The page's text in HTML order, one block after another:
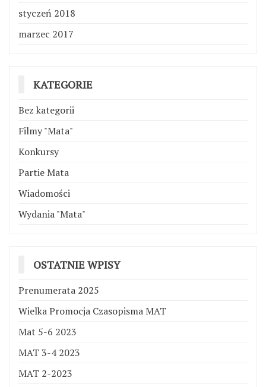
styczeń 2018
marzec 2017
KATEGORIE
Bez kategorii
Filmy "Mata"
Konkursy
Partie Mata
Wiadomości
Wydania "Mata"
OSTATNIE WPISY
Prenumerata 2025
Wielka Promocja Czasopisma MAT
Mat 5-6 2023
MAT 3-4 2023
MAT 2-2023